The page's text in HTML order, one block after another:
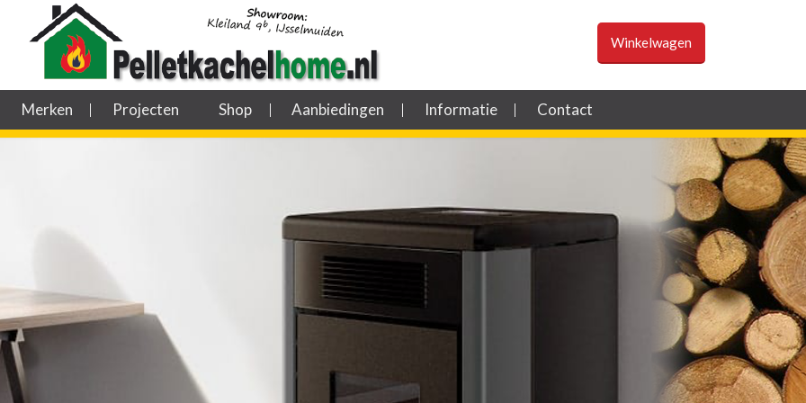
Winkelwagen
Merken Projecten Shop Aanbiedingen Informatie Contact